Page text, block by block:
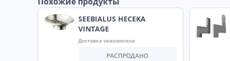
SEEBIALUS HECEKA
VINTAGE
Доставка невозможна
РАСПРОДАНО